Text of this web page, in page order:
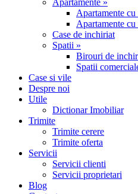
Apartamente »
Apartamente
Apartamente
Case de inchiriat
Spatii »
Birouri de
Spatii
Case si vile
Despre noi
Utile
Dictionar Imobiliar
Trimite
Trimite cerere
Trimite oferta
Servicii
Servicii clienti
Servicii proprietari
Blog